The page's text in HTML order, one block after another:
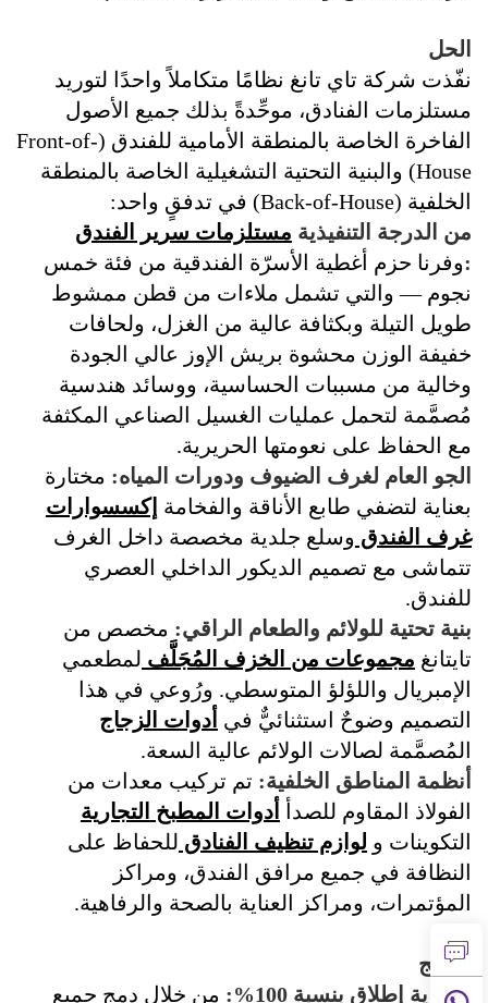
الحل
نفّذت شركة تاي تانغ نظامًا متكاملاً واحدًا لتوريد
مستلزمات الفنادق، موحِّدةً بذلك جميع الأصول
الفاخرة الخاصة بالمنطقة الأمامية للفندق (Front-of-
House) والبنية التحتية التشغيلية الخاصة بالمنطقة
الخلفية (Back-of-House) في تدفقٍ واحد:
من الدرجة التنفيذية مستلزمات سرير الفندق
:وفرنا حزم أغطية الأسرّة الفندقية من فئة خمس
نجوم — والتي تشمل ملاءات من قطن ممشوط
طويل التيلة وبكثافة عالية من الغزل، ولحافات
خفيفة الوزن محشوة بريش الإوز عالي الجودة
وخالية من مسببات الحساسية، ووسائد هندسية
مُصمَّمة لتحمل عمليات الغسيل الصناعي المكثفة
مع الحفاظ على نعومتها الحريرية.
الجو العام لغرف الضيوف ودورات المياه: مختارة
بعناية لتضفي طابع الأناقة والفخامة إكسسوارات
غرف الفندق وسلع جلدية مخصصة داخل الغرف
تتماشى مع تصميم الديكور الداخلي العصري
للفندق.
بنية تحتية للولائم والطعام الراقي: مخصص من
تايتانغ مجموعات من الخزف المُجَلَّف لمطعمي
الإمبريال واللؤلؤ المتوسطي. ورُوعي في هذا
التصميم وضوحٌ استثنائيٌّ في أدوات الزجاج
المُصمَّمة لصالات الولائم عالية السعة.
أنظمة المناطق الخلفية: تم تركيب معدات من
الفولاذ المقاوم للصدأ
أدوات المطبخ التجارية
التكوينات و لوازم تنظيف الفنادق للحفاظ على
النظافة في جميع مرافق الفندق، ومراكز
المؤتمرات، ومراكز العناية بالصحة والرفاهية.
النتائج
جاهزية إطلاق بنسبة 100%:
من خلال دمج جميع